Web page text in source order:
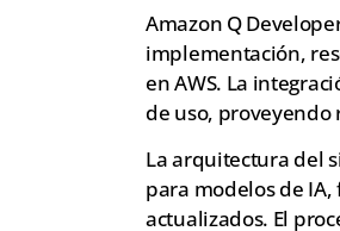
Amazon Q
implementación,
en AWS. La
de uso, proveyendo
La arquitectura del
para modelos de
actualizados. El